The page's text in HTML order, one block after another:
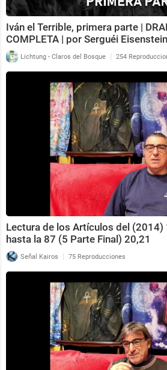
Iván el Terrible, primera parte |
COMPLETA | por Serguéi Eisenstein
Lichtung - Claros del Bosque | 254
Lectura de los Artículos del (2014)
hasta la 87 (5 Parte Final) 20,21
Señal Kairos | 75 Reproducciones